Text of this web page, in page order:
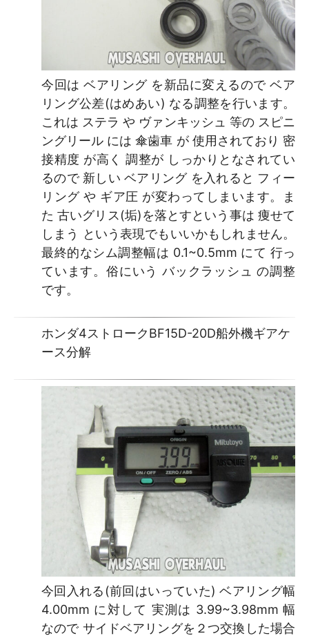
今回は ベアリング を新品に変えるので ベア
リング公差(はめあい) なる調整を行います。
これは ステラ や ヴァンキッシュ 等の スピニ
ングリール には 傘歯車 が 使用されており 密
接精度 が高く 調整が しっかりとなされてい
るので 新しい ベアリング を入れると フィー
リング や ギア圧 が変わってしまいます。ま
た 古いグリス(垢)を落とすという事は 痩せて
しまう という表現でもいいかもしれません。
最終的なシム調整幅は 0.1~0.5mm にて 行っ
ています。俗にいう バックラッシュ の調整
です。
ホンダ4ストロークBF15D-20D船外機ギアケ
ース分解
今回入れる(前回はいっていた) ベアリング幅
4.00mm に対して 実測は 3.99~3.98mm 幅
なので サイドベアリングを２つ交換した場合